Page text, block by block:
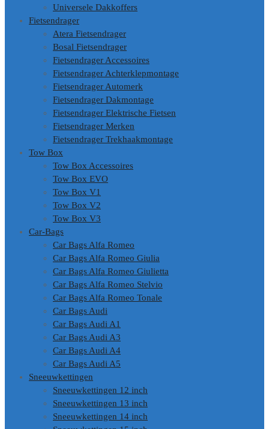
Universele Dakkoffers
Fietsendrager
Atera Fietsendrager
Bosal Fietsendrager
Fietsendrager Accessoires
Fietsendrager Achterklepmontage
Fietsendrager Automerk
Fietsendrager Dakmontage
Fietsendrager Elektrische Fietsen
Fietsendrager Merken
Fietsendrager Trekhaakmontage
Tow Box
Tow Box Accessoires
Tow Box EVO
Tow Box V1
Tow Box V2
Tow Box V3
Car-Bags
Car Bags Alfa Romeo
Car Bags Alfa Romeo Giulia
Car Bags Alfa Romeo Giulietta
Car Bags Alfa Romeo Stelvio
Car Bags Alfa Romeo Tonale
Car Bags Audi
Car Bags Audi A1
Car Bags Audi A3
Car Bags Audi A4
Car Bags Audi A5
Sneeuwkettingen
Sneeuwkettingen 12 inch
Sneeuwkettingen 13 inch
Sneeuwkettingen 14 inch